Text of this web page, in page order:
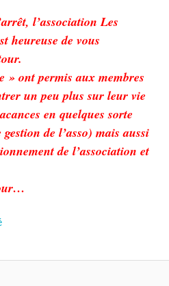
l’association Les
heureuse de vous
» ont permis aux membres
un peu plus sur leur vie
en quelques sorte
de l’asso) mais aussi
de l’association et